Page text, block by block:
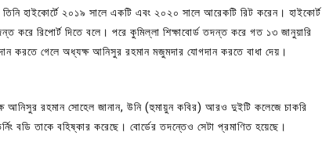
হাইকোর্টে ২০১৯ সালে একটি এবং ২০২০ সালে আরেকটি রিট করেন। হাইকোর্ট
করে রিপোর্ট দিতে বলে। পরে কুমিল্লা শিক্ষাবোর্ড তদন্ত করে গত ১৩ জানুয়ারি
করতে গেলে অধ্যক্ষ আনিসুর রহমান মজুমদার যোগদান করতে বাধা দেয়।
আনিসুর রহমান সোহেল জানান, উনি (হুমায়ুন কবির) আরও দুইটি কলেজে চাকরি
বডি তাকে বহিষ্কার করেছে। বোর্ডের তদন্তেও সেটা প্রমাণিত হয়েছে।
August 6, 2026 0